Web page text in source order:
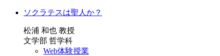
ソクラテスは聖人か？
松浦 和也 教授
文学部 哲学科
Web体験授業